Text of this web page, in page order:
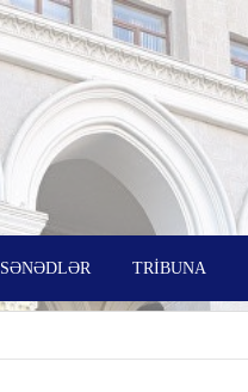
SƏNƏDLƏR TRİBUNA